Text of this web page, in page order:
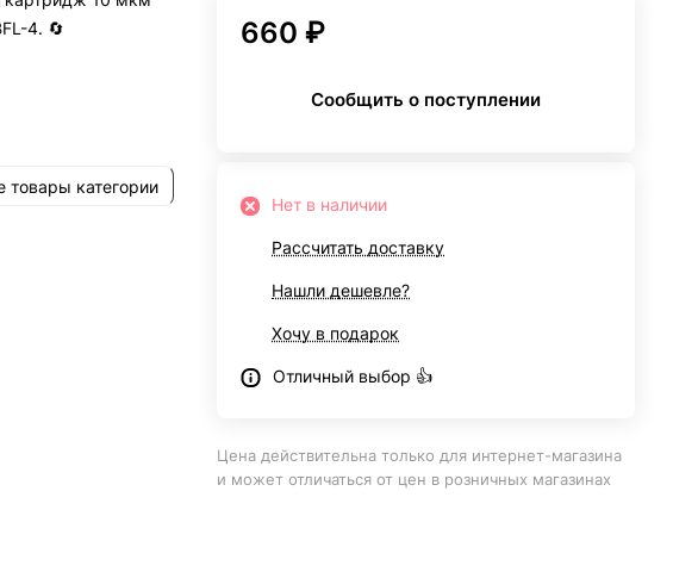
4. 🔄
товары категории
660 ₽
Сообщить о поступлении
Нет в наличии
Рассчитать доставку
Нашли дешевле?
Хочу в подарок
Отличный выбор 👍
Цена действительна только для интернет-магазина
и может отличаться от цен в розничных магазинах